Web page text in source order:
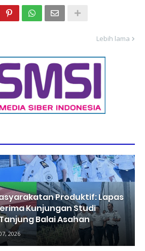
Lebih lama
Produktif: Lapas
Kunjungan Studi
Balai Asahan
2026